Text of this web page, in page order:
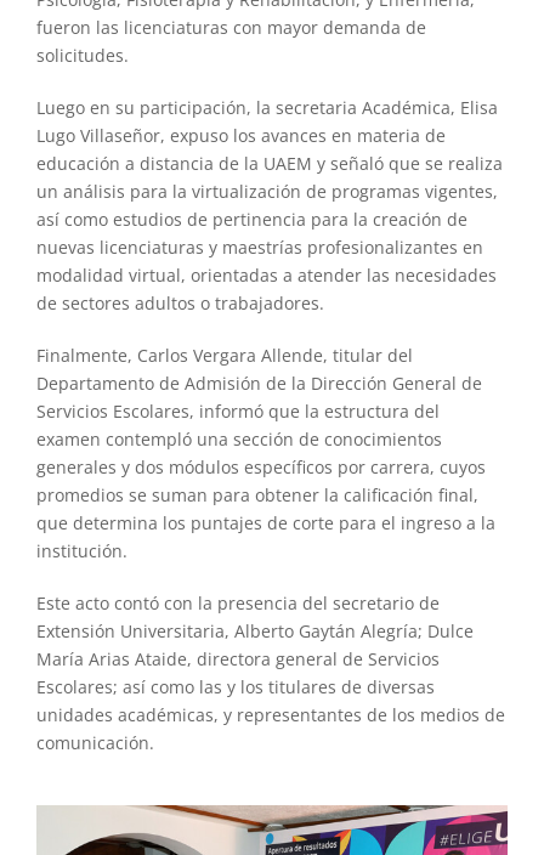
fueron las licenciaturas con mayor demanda de
solicitudes.
Luego en su participación, la secretaria Académica, Elisa
Lugo Villaseñor, expuso los avances en materia de
educación a distancia de la UAEM y señaló que se realiza
un análisis para la virtualización de programas vigentes,
así como estudios de pertinencia para la creación de
nuevas licenciaturas y maestrías profesionalizantes en
modalidad virtual, orientadas a atender las necesidades
de sectores adultos o trabajadores.
Finalmente, Carlos Vergara Allende, titular del
Departamento de Admisión de la Dirección General de
Servicios Escolares, informó que la estructura del
examen contempló una sección de conocimientos
generales y dos módulos específicos por carrera, cuyos
promedios se suman para obtener la calificación final,
que determina los puntajes de corte para el ingreso a la
institución.
Este acto contó con la presencia del secretario de
Extensión Universitaria, Alberto Gaytán Alegría; Dulce
María Arias Ataide, directora general de Servicios
Escolares; así como las y los titulares de diversas
unidades académicas, y representantes de los medios de
comunicación.